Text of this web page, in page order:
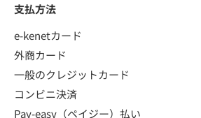
支払方法
e-kenetカード
外商カード
一般のクレジットカード
コンビニ決済
Pay-easy（ペイジー）払い